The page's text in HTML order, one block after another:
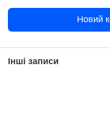
Новий
Інші записи